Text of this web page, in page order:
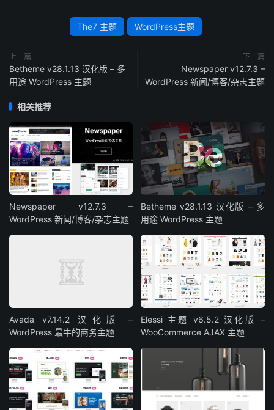
The7 主题 WordPress主题
上一篇
Betheme v28.1.13 汉化版 – 多
用途 WordPress 主题
下一篇
Newspaper v12.7.3 –
WordPress 新闻/博客/杂志主题
相关推荐
Newspaper v12.7.3 –
WordPress 新闻/博客/杂志主题
Betheme v28.1.13 汉化版 – 多
用途 WordPress 主题
Avada v7.14.2 汉化版 –
WordPress 最牛的商务主题
Elessi 主题 v6.5.2 汉化版 –
WooCommerce AJAX 主题